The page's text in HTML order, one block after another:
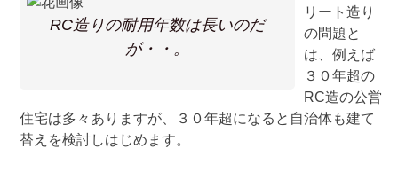
RC造りの耐用年数は長いのだ
が・・。
リート造り
の問題と
は、例えば
３０年超の
RC造の公営
住宅は多々ありますが、３０年超になると自治体も建て
替えを検討しはじめます。